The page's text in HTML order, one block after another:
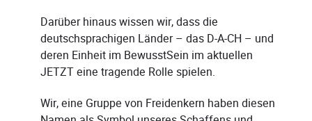
Darüber hinaus wissen wir, dass die
deutschsprachigen Länder – das D-A-CH – und
deren Einheit im BewusstSein im aktuellen
JETZT eine tragende Rolle spielen.
Wir, eine Gruppe von Freidenkern haben diesen